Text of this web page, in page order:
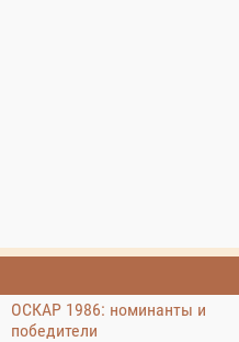
ОСКАР 1986: номинанты и
победители